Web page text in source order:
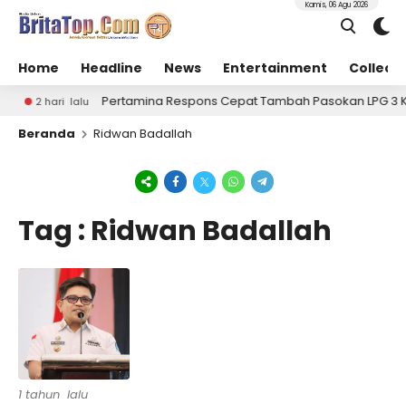
Home Headline News Entertainment
Kamis, 06 Agu 2026
2 hari lalu
Pertamina Respons Cepat Tambah Pasokan LPG 3
Beranda
Ridwan Badallah
Tag : Ridwan Badallah
1 tahun lalu